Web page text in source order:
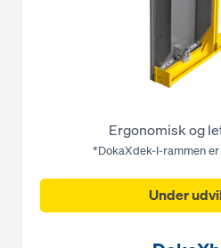
Ergonomisk og
*DokaXdek-I-rammen
Under